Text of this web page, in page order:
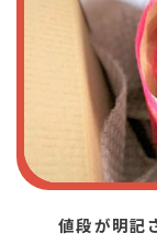
値段が明記